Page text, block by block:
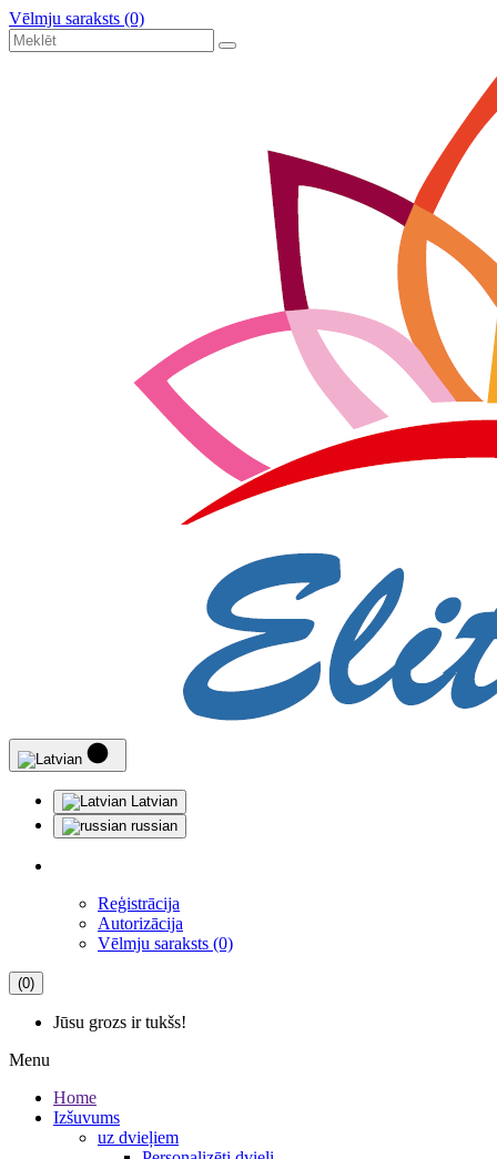
Vēlmju saraksts (0)
Latvian
russian
Reģistrācija
Autorizācija
Vēlmju saraksts (0)
(0)
Jūsu grozs ir tukšs!
Menu
Home
Izšuvums
uz dvieļiem